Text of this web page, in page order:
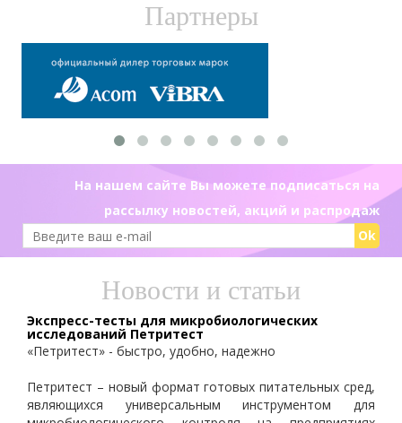
Партнеры
На нашем сайте Вы можете подписаться на
рассылку новостей, акций и распродаж
Ok
Новости и статьи
Экспресс-тесты для микробиологических
исследований Петритест
«Петритест» - быстро, удобно, надежно
Петритест – новый формат готовых питательных сред,
являющихся универсальным инструментом для